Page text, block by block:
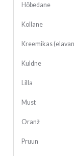
Hõbedane
Kollane
Kreemikas
Kuldne
Lilla
Must
Oranž
Pruun